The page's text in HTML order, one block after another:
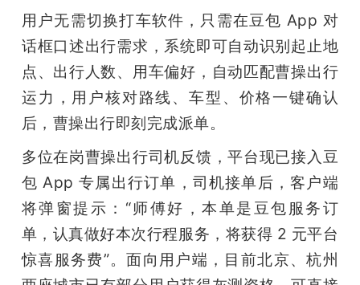
用户无需切换打车软件，只需在豆包 App 对
话框口述出行需求，系统即可自动识别起止地
点、出行人数、用车偏好，自动匹配曹操出行
运力，用户核对路线、车型、价格一键确认
后，曹操出行即刻完成派单。
多位在岗曹操出行司机反馈，平台现已接入豆
包 App 专属出行订单，司机接单后，客户端
将弹窗提示：“师傅好，本单是豆包服务订
单，认真做好本次行程服务，将获得 2 元平台
惊喜服务费”。面向用户端，目前北京、杭州